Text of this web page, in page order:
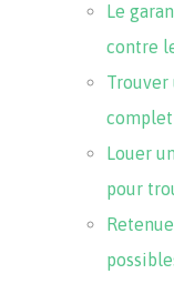
Le
contre
Trouver
Louer
pour